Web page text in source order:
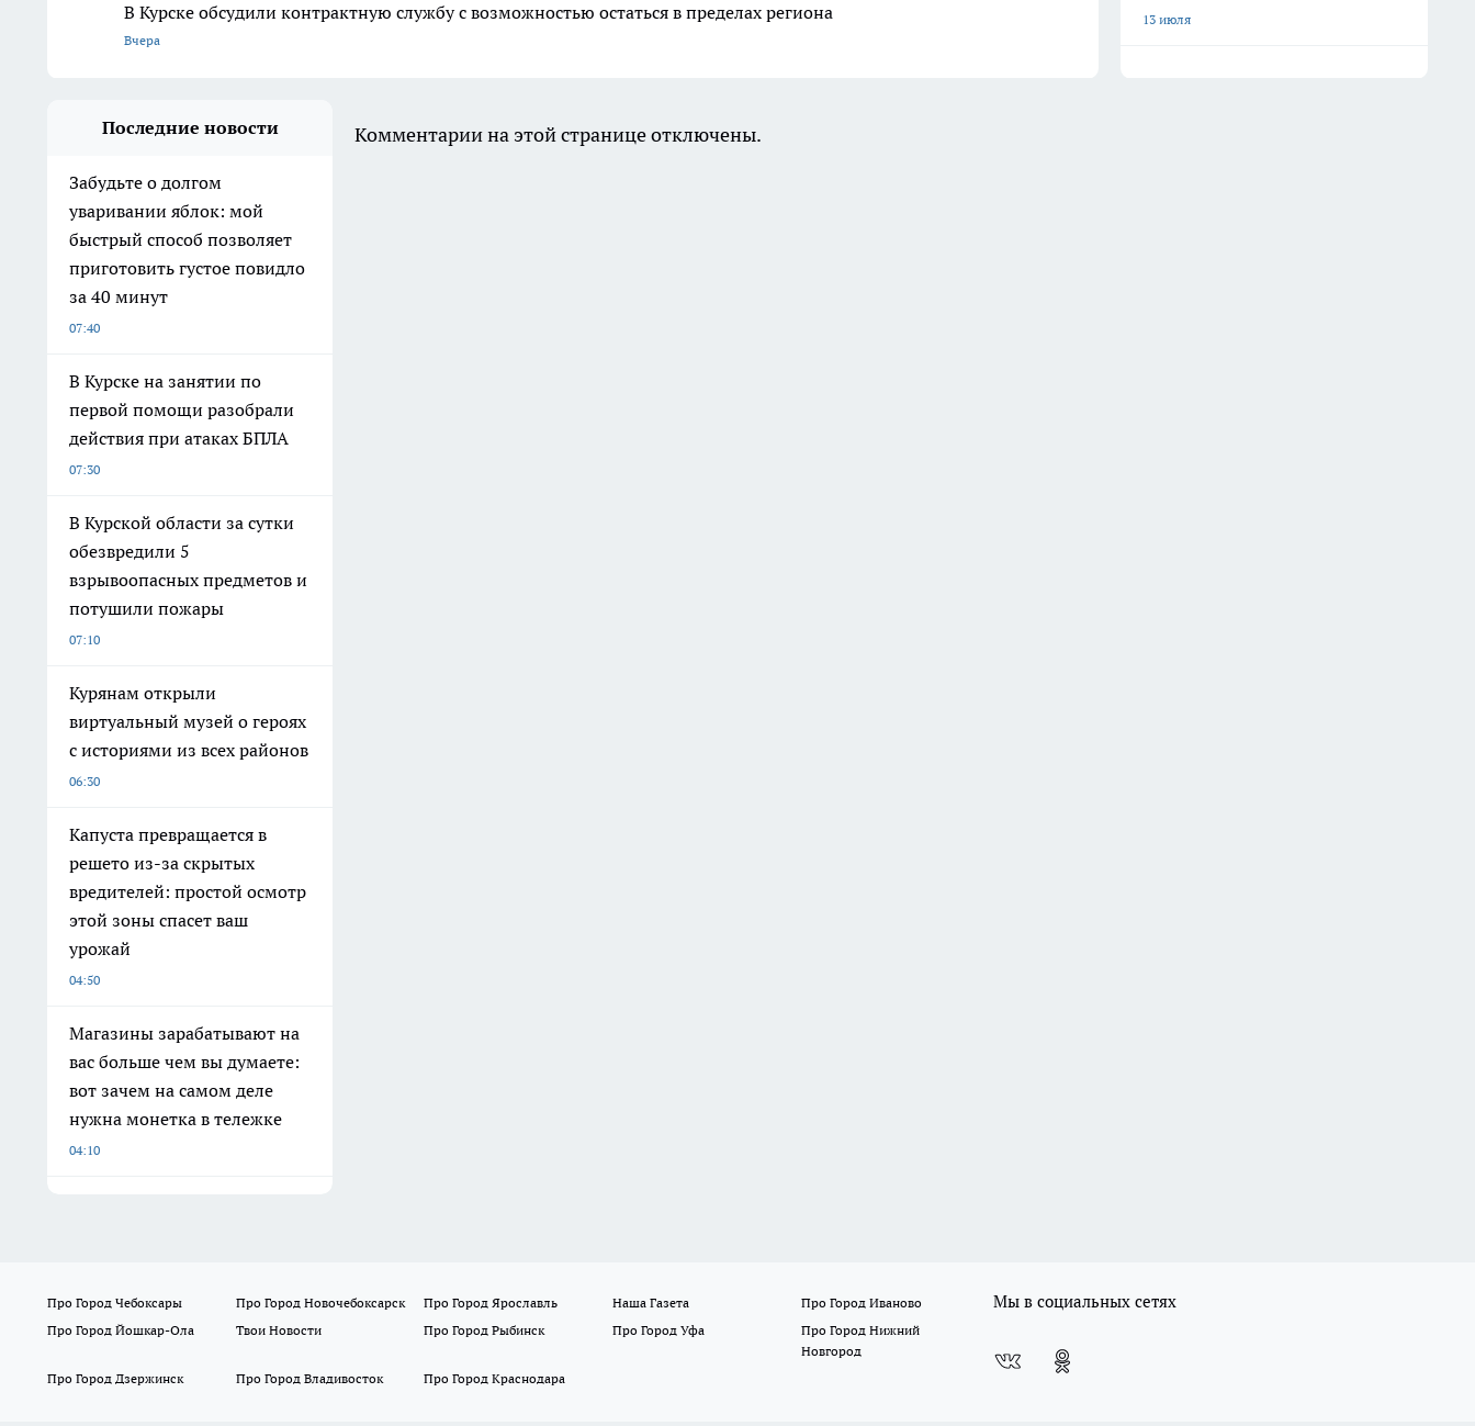
В Курске обсудили контрактную службу с возможностью остаться в пределах региона
Вчера
13 июля
Последние новости
Забудьте о долгом
уваривании яблок: мой
быстрый способ позволяет
приготовить густое повидло
за 40 минут
07:40
В Курске на занятии по
первой помощи разобрали
действия при атаках БПЛА
07:30
В Курской области за сутки
обезвредили 5
взрывоопасных предметов и
потушили пожары
07:10
Курянам открыли
виртуальный музей о героях
с историями из всех районов
06:30
Капуста превращается в
решето из-за скрытых
вредителей: простой осмотр
этой зоны спасет ваш
урожай
04:50
Магазины зарабатывают на
вас больше чем вы думаете:
вот зачем на самом деле
нужна монетка в тележке
04:10
Комментарии на этой странице отключены.
Про Город Чебоксары Про Город Новочебоксарск Про Город Ярославль Наша Газета
Про Город Иваново
Про Город Йошкар-Ола
Твои Новости Про Город Рыбинск Про Город Уфа
Про Город Нижний
Новгород
Про Город Дзержинск
Про Город Владивосток Про Город Краснодара
Мы в социальных сетях